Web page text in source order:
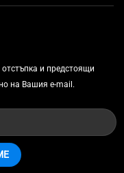
и предстоящи
на Вашия e-mail.